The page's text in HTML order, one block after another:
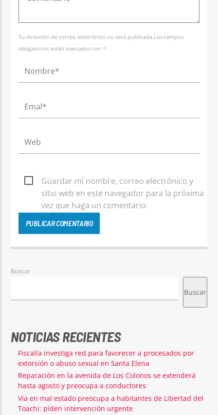
Tu dirección de correo electrónico no será publicada.Los campos
obligatorios están marcados con *
Guardar mi nombre, correo electrónico y
sitio web en este navegador para la próxima
vez que haga un comentario.
Buscar
Buscar
NOTICIAS RECIENTES
Fiscalía investiga red para favorecer a procesados por
extorsión o abuso sexual en Santa Elena
Reparación en la avenida de Los Colonos se extenderá
hasta agosto y preocupa a conductores
Vía en mal estado preocupa a habitantes de Libertad del
Toachi: piden intervención urgente